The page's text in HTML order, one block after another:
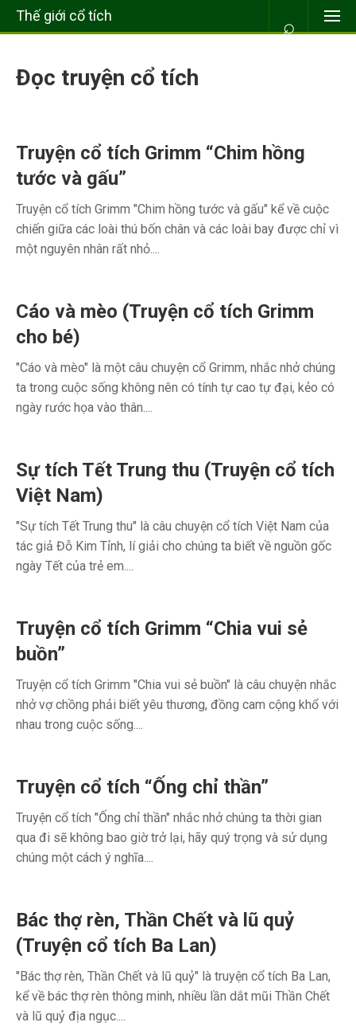
Thế giới cổ tích ⌕
Đọc truyện cổ tích
Truyện cổ tích Grimm “Chim hồng
tước và gấu”
Truyện cổ tích Grimm "Chim hồng tước và gấu" kể về cuộc
chiến giữa các loài thú bốn chân và các loài bay được chỉ vì
một nguyên nhân rất nhỏ....
Cáo và mèo (Truyện cổ tích Grimm
cho bé)
"Cáo và mèo" là một câu chuyện cổ Grimm, nhắc nhở chúng
ta trong cuộc sống không nên có tính tự cao tự đại, kẻo có
ngày rước họa vào thân....
Sự tích Tết Trung thu (Truyện cổ tích
Việt Nam)
"Sự tích Tết Trung thu" là câu chuyện cổ tích Việt Nam của
tác giả Đỗ Kim Tỉnh, lí giải cho chúng ta biết về nguồn gốc
ngày Tết của trẻ em....
Truyện cổ tích Grimm “Chia vui sẻ
buồn”
Truyện cổ tích Grimm "Chia vui sẻ buồn" là câu chuyện nhắc
nhở vợ chồng phải biết yêu thương, đồng cam cộng khổ với
nhau trong cuộc sống....
Truyện cổ tích “Ống chỉ thần”
Truyện cổ tích "Ống chỉ thần" nhắc nhở chúng ta thời gian
qua đi sẽ không bao giờ trở lại, hãy quý trọng và sử dụng
chúng một cách ý nghĩa....
Bác thợ rèn, Thần Chết và lũ quỷ
(Truyện cổ tích Ba Lan)
"Bác thợ rèn, Thần Chết và lũ quỷ" là truyện cổ tích Ba Lan,
kể về bác thợ rèn thông minh, nhiều lần dắt mũi Thần Chết
và lũ quỷ địa ngục....